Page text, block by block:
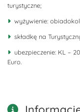
turystyczne;
wyżywienie:
składkę na
ubezpieczenie: KL –
Euro.